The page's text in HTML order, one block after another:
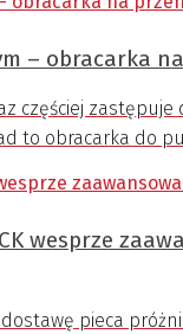
– obracarka
częściej
to obracarka do
wesprze
pieca